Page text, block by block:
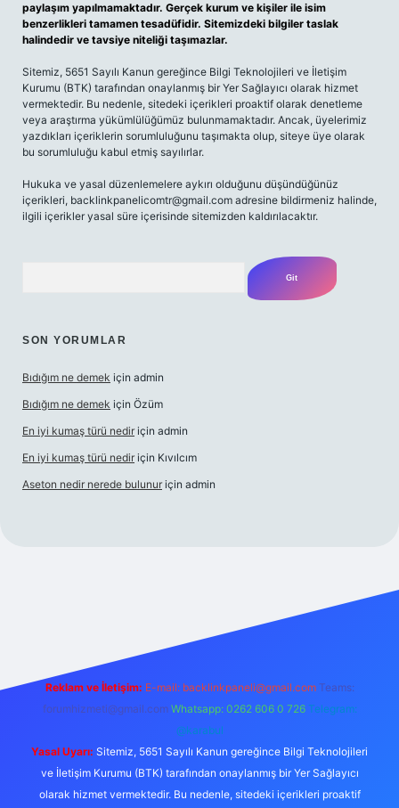
paylaşım yapılmamaktadır. Gerçek kurum ve kişiler ile isim
benzerlikleri tamamen tesadüfidir. Sitemizdeki bilgiler taslak
halindedir ve tavsiye niteliği taşımazlar.
Sitemiz, 5651 Sayılı Kanun gereğince Bilgi Teknolojileri ve İletişim
Kurumu (BTK) tarafından onaylanmış bir Yer Sağlayıcı olarak hizmet
vermektedir. Bu nedenle, sitedeki içerikleri proaktif olarak denetleme
veya araştırma yükümlülüğümüz bulunmamaktadır. Ancak, üyelerimiz
yazdıkları içeriklerin sorumluluğunu taşımakta olup, siteye üye olarak
bu sorumluluğu kabul etmiş sayılırlar.
Hukuka ve yasal düzenlemelere aykırı olduğunu düşündüğünüz
içerikleri, backlinkpanelicomtr@gmail.com adresine bildirmeniz halinde,
ilgili içerikler yasal süre içerisinde sitemizden kaldırılacaktır.
SON YORUMLAR
Bıdığım ne demek için admin
Bıdığım ne demek için Özüm
En iyi kumaş türü nedir için admin
En iyi kumaş türü nedir için Kıvılcım
Aseton nedir nerede bulunur için admin
Reklam ve İletişim: E-mail: backlinkpaneli@gmail.com Teams:
forumhizmeti@gmail.com Whatsapp: 0262 606 0 726 Telegram:
@karabul
Yasal Uyarı: Sitemiz, 5651 Sayılı Kanun gereğince Bilgi Teknolojileri
ve İletişim Kurumu (BTK) tarafından onaylanmış bir Yer Sağlayıcı
olarak hizmet vermektedir. Bu nedenle, sitedeki içerikleri proaktif